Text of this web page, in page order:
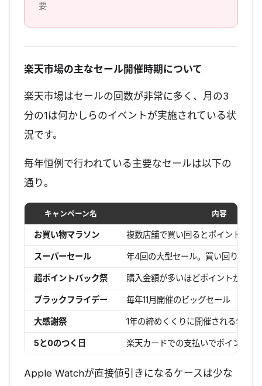
要
楽天市場の主なセール開催時期について
楽天市場はセールの回数が非常に多く、月の3
分の1は何かしらのイベントが実施されている状
況です。
毎年恒例で行われている主要なセールは以下の
通り。
キャンペーン名 内容
お買い物マラソン 複数店舗で買い回るとポイントがど
スーパーセール 年4回の大型セール。買い回りでポ
超ポイントバック祭 購入金額が多いほどポイントがアッ
ブラックフライデー 毎年11月開催のビッグセール
大感謝祭 1年の締めくくりに開催される年末
5と0のつく日 楽天カードでの支払いでポイントア
Apple Watchが直接値引きになるケースは少な